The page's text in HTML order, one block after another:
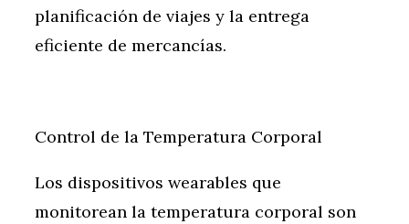
planificación de viajes y la entrega
eficiente de mercancías.
Control de la Temperatura Corporal
Los dispositivos wearables que
monitorean la temperatura corporal son